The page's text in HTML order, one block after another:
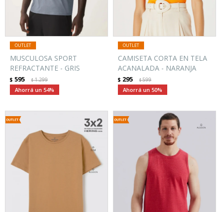
MUSCULOSA SPORT
REFRACTANTE - GRIS
$ 595 $1.299
54
CAMISETA CORTA EN TELA
ACANALADA - NARANJA
$ 295 $599
50